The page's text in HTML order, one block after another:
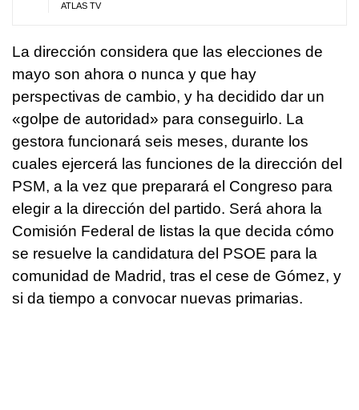
ATLAS TV
La dirección considera que las elecciones de
mayo son ahora o nunca y que hay
perspectivas de cambio, y ha decidido dar un
«golpe de autoridad» para conseguirlo. La
gestora funcionará seis meses, durante los
cuales ejercerá las funciones de la dirección del
PSM, a la vez que preparará el Congreso para
elegir a la dirección del partido. Será ahora la
Comisión Federal de listas la que decida cómo
se resuelve la candidatura del PSOE para la
comunidad de Madrid, tras el cese de Gómez, y
si da tiempo a convocar nuevas primarias.